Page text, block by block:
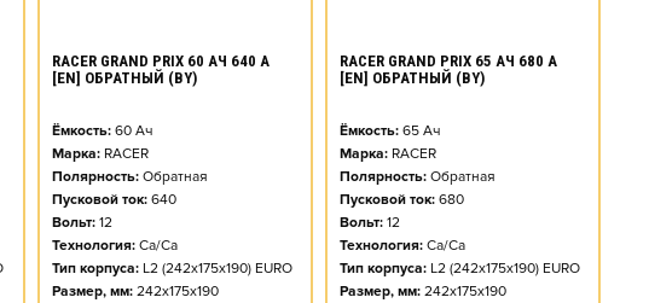
RACER GRAND PRIX 60 АЧ 640 А
[EN] ОБРАТНЫЙ (BY)
Ёмкость: 60Ач
Марка: RACER
Полярность: Обратная
Пусковой ток: 640
Вольт: 12
Технология: Ca/Ca
Тип корпуса: L2 (242x175x190) EURO
Размер, мм: 242x175x190
RACER GRAND PRIX 65 АЧ 680 А
[EN] ОБРАТНЫЙ (BY)
Ёмкость: 65Ач
Марка: RACER
Полярность: Обратная
Пусковой ток: 680
Вольт: 12
Технология: Ca/Ca
Тип корпуса: L2 (242x175x190) EURO
Размер, мм: 242x175x190